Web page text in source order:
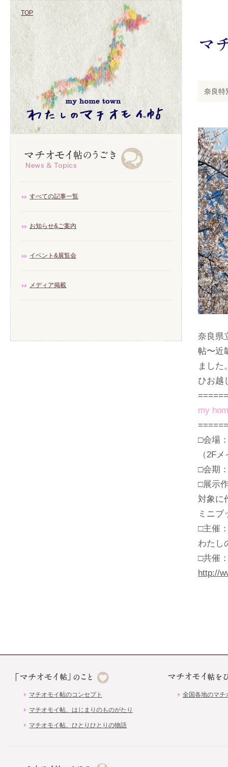
奈良特
奈良県
帖〜近
ました
ひお越
my
□会場
（2F
□会期
□展示
対象に
ミニ
□主催
わたし
□共催
http://
TOP
すべての記事一覧
お知らせ&ご案内
イベント&展覧会
メディア掲載
マチオモイ帖のコンセプト
マチオモイ帖、はじまりのものがたり
マチオモイ帖、ひとりひとりの物語
全国各地のマチ